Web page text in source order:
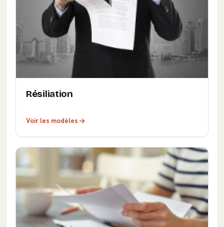
Résiliation
Voir les modèles